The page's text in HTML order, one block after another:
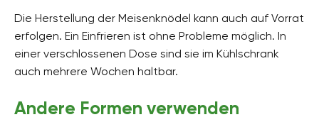
Die Herstellung der Meisenknödel kann auch auf Vorrat
erfolgen. Ein Einfrieren ist ohne Probleme möglich. In
einer verschlossenen Dose sind sie im Kühlschrank
auch mehrere Wochen haltbar.
Andere Formen verwenden